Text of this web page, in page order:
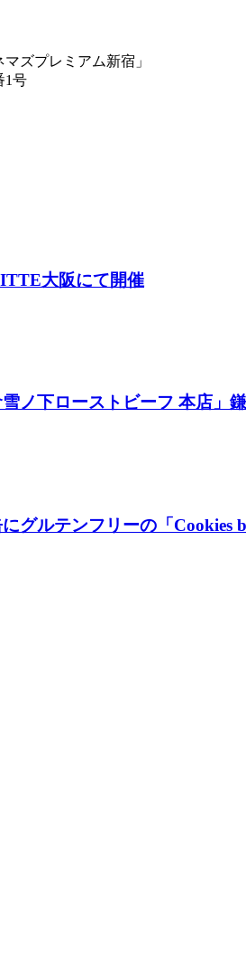
ズプレミアム新宿」
1号
大阪にて開催
ノ下ローストビーフ 本店」
グルテンフリーの「Cookies